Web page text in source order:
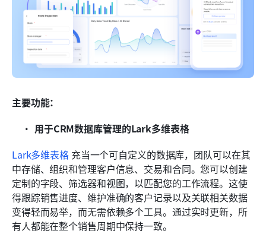
主要功能：
用于CRM数据库管理的Lark多维表格
Lark多维表格 充当一个可自定义的数据库，团队可以在其
中存储、组织和管理客户信息、交易和合同。您可以创建
定制的字段、筛选器和视图，以匹配您的工作流程。这使
得跟踪销售进度、维护准确的客户记录以及关联相关数据
变得轻而易举，而无需依赖多个工具。通过实时更新，所
有人都能在整个销售周期中保持一致。